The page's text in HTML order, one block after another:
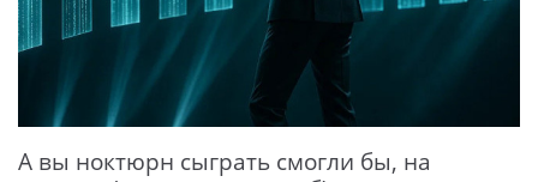
А вы ноктюрн сыграть смогли бы, на